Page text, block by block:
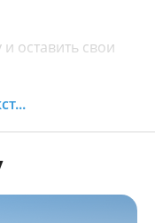
оставить свои
в течение 30
кредитной